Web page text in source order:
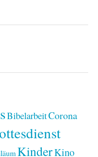
BibelarbeitCorona
KinderKino